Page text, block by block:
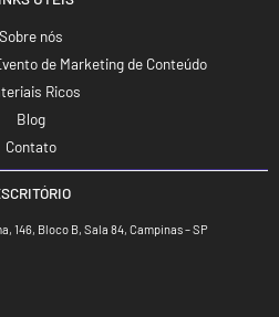
Sobre nós
de Marketing de Conteúdo
Ricos
Blog
Contato
146, Bloco B, Sala 84, Campinas – SP